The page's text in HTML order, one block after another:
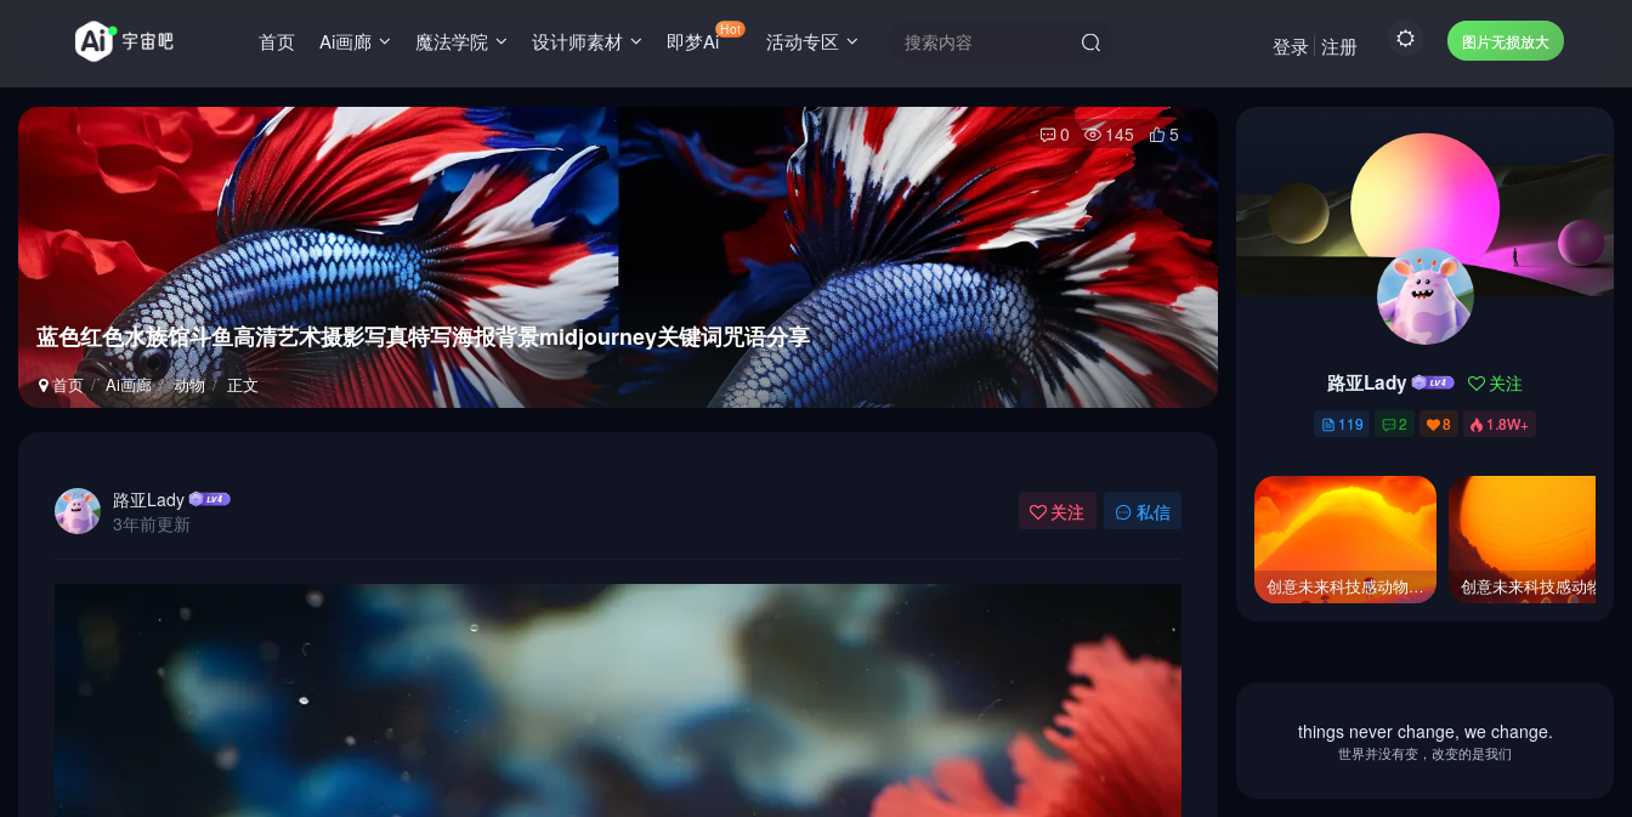
首页 Ai画廊 魔法学院 设计师素材 即梦AiHot 活动专区 图片无损放大
登录 注册
蓝色红色水族馆斗鱼高清艺术摄影写真特写海报背景midjourney关键词咒语分享
首页 Ai画廊 动物 正文
0 145 5
路亚Lady
3年前更新
关注 私信
路亚Lady 关注
119 2 8 1.8W+
创意未来科技感动物外星人自然场景插图海报midjourney风格种子关键词咒语
Midjourney常用关
路亚Lady 关注
119 2 8 1.8W+
创意未来科技感动物外星人自然场景插图海报midjourney风格种子关键词咒语
things never change, we change.
世界并没有变，改变的是我们